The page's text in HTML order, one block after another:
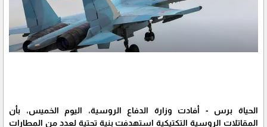
الحياة برس - أفادت وزارة الدفاع الروسية، اليوم الخميس، بأن
المقاتلات الروسية التكتيكية استهدفت بنية تحتية لعدد من المطارات